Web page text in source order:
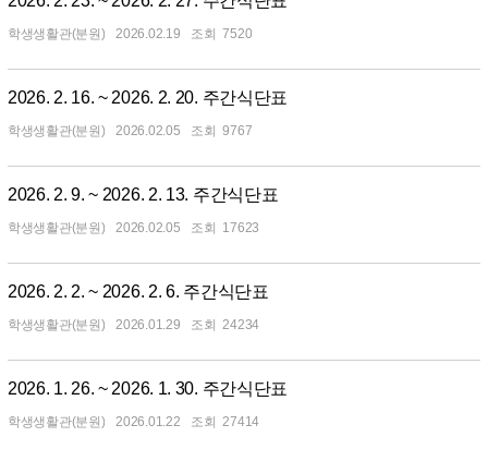
학생생활관(분원) 2026.02.19 7520
2026. 2. 16. ~ 2026. 2. 20. 주간식단표
학생생활관(분원) 2026.02.05 9767
2026. 2. 9. ~ 2026. 2. 13. 주간식단표
학생생활관(분원) 2026.02.05 17623
2026. 2. 2. ~ 2026. 2. 6. 주간식단표
학생생활관(분원) 2026.01.29 24234
2026. 1. 26. ~ 2026. 1. 30. 주간식단표
학생생활관(분원) 2026.01.22 27414